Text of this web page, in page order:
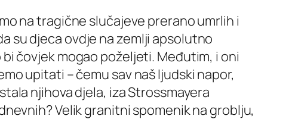
na tragične slučajeve prerano umrlih i
su djeca ovdje na zemlji apsolutno
čovjek mogao poželjeti. Međutim, i oni
upitati – čemu sav naš ljudski napor,
njihova djela, iza Strossmayera
Velik granitni spomenik na groblju,